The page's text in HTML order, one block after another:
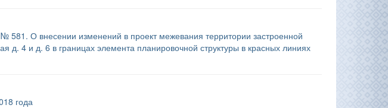
О внесении изменений в проект межевания территории застроенной
д. 4 и д. 6 в границах элемента планировочной структуры в красных линиях
года